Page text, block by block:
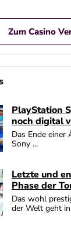
Zum Casino
Casino
bis zu 80€
Bonus
bis zu 100€
gelten
Freispiele ohne
gelten
Bonus
PlayStation
noch digital
Das Ende
Sony ...
Letzte und
Phase der
Das wohl
der Welt geht in